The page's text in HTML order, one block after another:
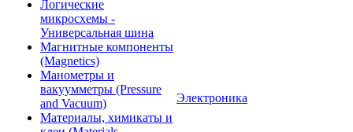
Логические
микросхемы -
Универсальная шина
Магнитные компоненты
(Magnetics)
Манометры и
вакуумметры (Pressure
and Vacuum)
Материалы, химикаты и
Электроника